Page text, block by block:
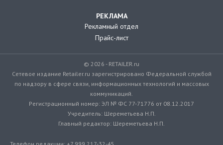
РЕКЛАМА
Рекламный отдел
Прайс-лист
© 2026 - RETAILER.ru
Сетевое издание Retailer.ru зарегистрировано Федеральной службой
по надзору в сфере связи, информационных технологий и массовых
коммуникаций.
Регистрационный номер: ЭЛ № ФС 77-71776 от 08.12.2017
Учредитель: Шереметьева Н.П.
Главный редактор: Шереметьева Н.П.